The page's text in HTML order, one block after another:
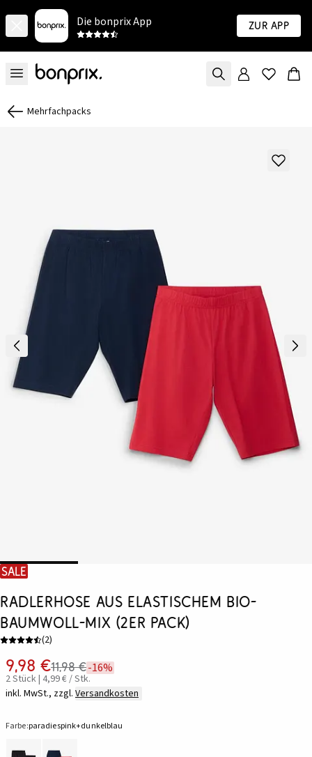
Die bonprix App Zur App
Mehrfachpacks
SALE
Radlerhose aus elastischem Bio-
Baumwoll-Mix (2er Pack)
(2)
9,98 €11,98 €-16%
2 Stück | 4,99 € / Stk.
inkl. MwSt., zzgl. Versandkosten
Farbe:paradiespink+dunkelblau